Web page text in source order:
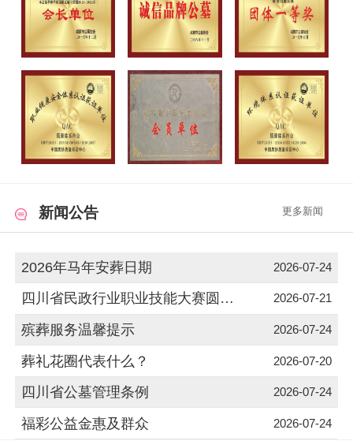
新闻公告 更多新闻
2026年马年安葬日期 2026-07-24
四川省民政行业职业技能大赛圆满落幕 2026-07-21
殡葬服务温馨提示 2026-07-24
葬礼花圈代表什么？ 2026-07-20
四川省公墓管理条例 2026-07-24
福彩公益金惠及群众 2026-07-24